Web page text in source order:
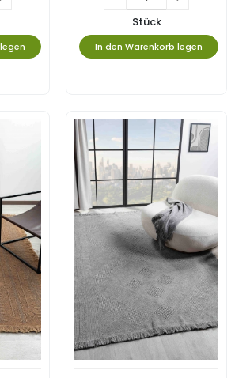
Stück
In den Warenkorb legen